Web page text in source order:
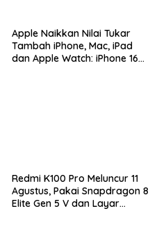
Apple Naikkan Nilai Tukar
Tambah iPhone, Mac, iPad
dan Apple Watch: iPhone 16
Redmi K100 Pro Meluncur 11
Agustus, Pakai Snapdragon 8
Elite Gen 5 V dan Layar